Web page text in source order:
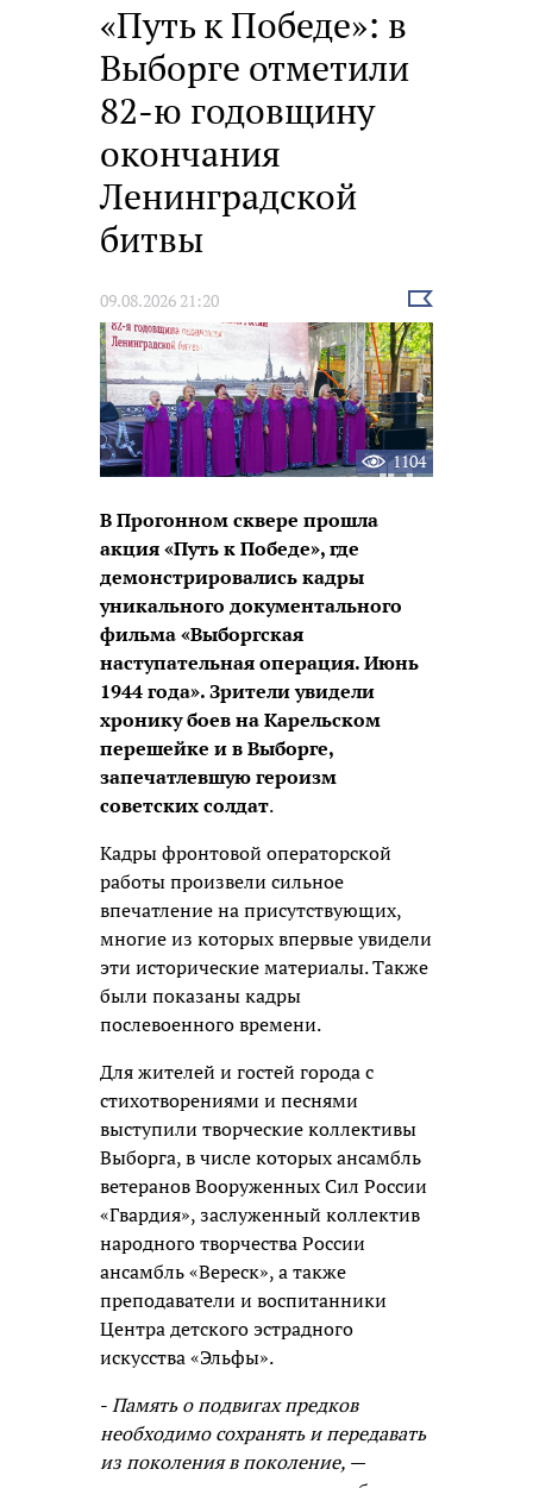
«Путь к Победе»: в
Выборге отметили
82-ю годовщину
окончания
Ленинградской
битвы
09.08.2026 21:20
Выбрать
новость
1104
В Прогонном сквере прошла
акция «Путь к Победе», где
демонстрировались кадры
уникального документального
фильма «Выборгская
наступательная операция. Июнь
1944 года». Зрители увидели
хронику боев на Карельском
перешейке и в Выборге,
запечатлевшую героизм
советских солдат.
Кадры фронтовой операторской
работы произвели сильное
впечатление на присутствующих,
многие из которых впервые увидели
эти исторические материалы. Также
были показаны кадры
послевоенного времени.
Для жителей и гостей города с
стихотворениями и песнями
выступили творческие коллективы
Выборга, в числе которых ансамбль
ветеранов Вооруженных Сил России
«Гвардия», заслуженный коллектив
народного творчества России
ансамбль «Вереск», а также
преподаватели и воспитанники
Центра детского эстрадного
искусства «Эльфы».
-Память о подвигах предков
необходимо сохранять и передавать
из поколения в поколение, —